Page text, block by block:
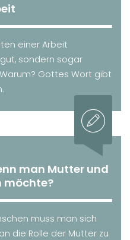
einer Arbeit
sondern sogar
Gottes Wort gibt
man Mutter und
möchte?
muss man sich
die Rolle der Mutter zu